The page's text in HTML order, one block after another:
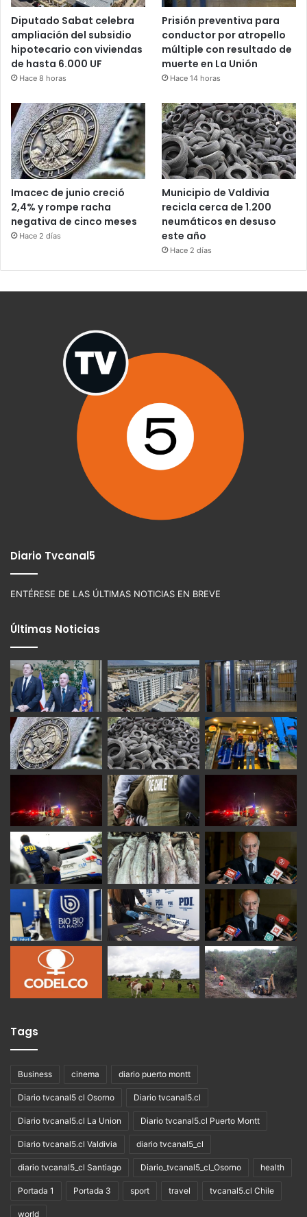
Diputado Sabat celebra
ampliación del subsidio
hipotecario con viviendas
de hasta 6.000 UF
Hace 8 horas
Prisión preventiva para
conductor por atropello
múltiple con resultado de
muerte en La Unión
Hace 14 horas
Imacec de junio creció
2,4% y rompe racha
negativa de cinco meses
Hace 2 días
Municipio de Valdivia
recicla cerca de 1.200
neumáticos en desuso
este año
Hace 2 días
Diario Tvcanal5
ENTÉRESE DE LAS ÚLTIMAS NOTICIAS EN BREVE
Últimas Noticias
Tags
Business cinema diario puerto montt
Diario tvcanal5 cl Osorno Diario tvcanal5.cl
Diario tvcanal5.cl La Union Diario tvcanal5.cl Puerto Montt
Diario tvcanal5.cl Valdivia diario tvcanal5_cl
diario tvcanal5_cl Santiago Diario_tvcanal5_cl_Osorno health
Portada 1 Portada 3 sport travel tvcanal5.cl Chile
world